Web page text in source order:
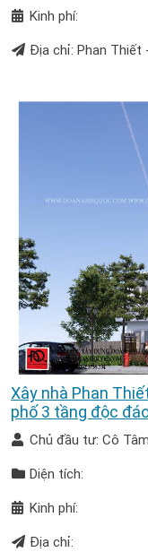
Kinh phí:
Địa chỉ: Phan Thiết
Xây nhà Phan
phố 3 tầng độc
Chủ đầu tư: Cô Tâm
Diện tích:
Kinh phí:
Địa chỉ: